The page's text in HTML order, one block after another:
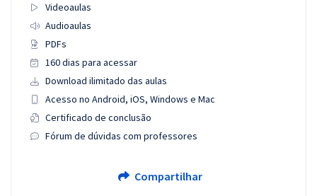
Videoaulas
Audioaulas
PDFs
160 dias para acessar
Download ilimitado das aulas
Acesso no Android, iOS, Windows e Mac
Certificado de conclusão
Fórum de dúvidas com professores
Compartilhar